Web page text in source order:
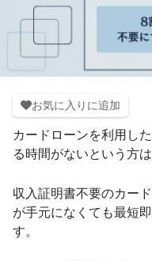
お気に入りに追加
カードローンを利用し
る時間がないという方
収入証明書不要のカー
が手元になくても最短
す。